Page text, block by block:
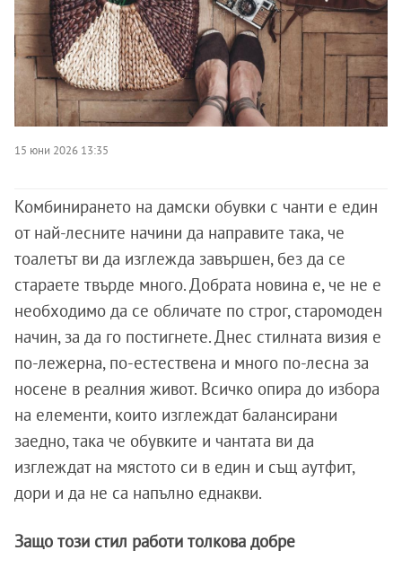
15 юни 2026 13:35
Комбинирането на дамски обувки с чанти е един
от най-лесните начини да направите така, че
тоалетът ви да изглежда завършен, без да се
стараете твърде много. Добрата новина е, че не е
необходимо да се обличате по строг, старомоден
начин, за да го постигнете. Днес стилната визия е
по-лежерна, по-естествена и много по-лесна за
носене в реалния живот. Всичко опира до избора
на елементи, които изглеждат балансирани
заедно, така че обувките и чантата ви да
изглеждат на мястото си в един и същ аутфит,
дори и да не са напълно еднакви.
Защо този стил работи толкова добре